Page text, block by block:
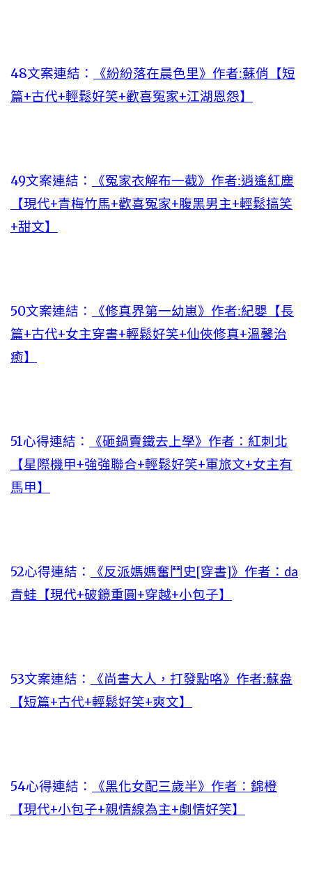
48文案連結：
《紛紛落在晨色里》作者:蘇俏【短
篇+古代+輕鬆好笑+歡喜冤家+江湖恩怨】
49文案連結：
《冤家衣解布一截》作者:逍遙紅塵
【現代+青梅竹馬+歡喜冤家+腹黑男主+輕鬆搞笑
+甜文】
50文案連結：
《修真界第一幼崽》作者:紀嬰【長
篇+古代+女主穿書+輕鬆好笑+仙俠修真+溫馨治
癒】
51心得連結：
《砸鍋賣鐵去上學》作者：紅刺北
【星際機甲+強強聯合+輕鬆好笑+軍旅文+女主有
馬甲】
52心得連結：
《反派媽媽奮鬥史[穿書]》作者：da
青蛙【現代+破鏡重圓+穿越+小包子】
53文案連結：
《尚書大人，打發點咯》作者:蘇盎
【短篇+古代+輕鬆好笑+爽文】
54心得連結：
《黑化女配三歲半》作者：錦橙
【現代+小包子+親情線為主+劇情好笑】